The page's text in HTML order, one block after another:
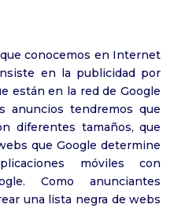
conocemos en Internet
en la publicidad por
están en la red de Google
anuncios tendremos que
diferentes tamaños, que
que Google determine
móviles con
Como anunciantes
una lista negra de webs